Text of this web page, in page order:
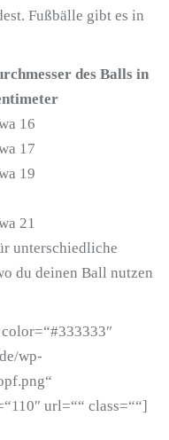
Fußbälle gibt es in
des Balls in
16
17
19
21
unterschiedliche
du deinen Ball nutzen
wp-
url=““ class=““]